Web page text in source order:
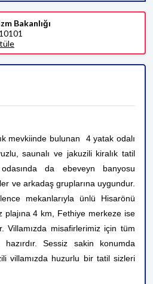
mevkiinde bulunan 4 yatak odalı
saunalı ve jakuzili kiralık tatil
odasında da ebeveyn banyosu
ve arkadaş gruplarına uygundur.
mekanlarıyla ünlü Hisarönü
plajına 4 km, Fethiye merkeze ise
Villamızda misafirlerimiz için tüm
Sessiz sakin konumda
villamızda huzurlu bir tatil sizleri
Bakanlığı